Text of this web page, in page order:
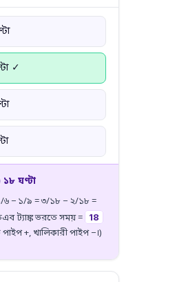
✓
১৮ ঘণ্টা
৬ − ১/৯ = ৩/১৮ − ২/১৮ =
ট্যাঙ্ক ভরতে সময় = 18
পাইপ +, খালিকারী পাইপ −।)